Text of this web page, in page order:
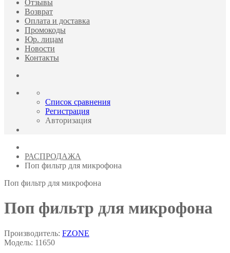
Отзывы
Возврат
Оплата и доставка
Промокоды
Юр. лицам
Новости
Контакты
Список сравнения
Регистрация
Авторизация
РАСПРОДАЖА
Поп фильтр для микрофона
Поп фильтр для микрофона
Поп фильтр для микрофона
Производитель: FZONE
Модель: 11650